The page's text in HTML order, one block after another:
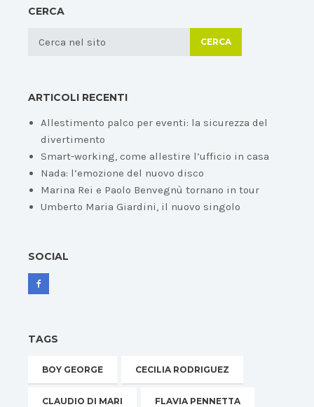
CERCA
CERCA
ARTICOLI RECENTI
Allestimento palco per eventi: la sicurezza del
divertimento
Smart-working, come allestire l’ufficio in casa
Nada: l’emozione del nuovo disco
Marina Rei e Paolo Benvegnù tornano in tour
Umberto Maria Giardini, il nuovo singolo
SOCIAL
TAGS
BOY GEORGE CECILIA RODRIGUEZ
CLAUDIO DI MARI FLAVIA PENNETTA